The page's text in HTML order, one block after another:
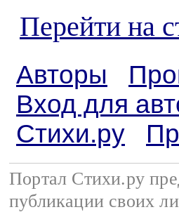
Перейти на
Авторы
Вход для
Стихи.ру
Портал Стихи.ру
публикации своих